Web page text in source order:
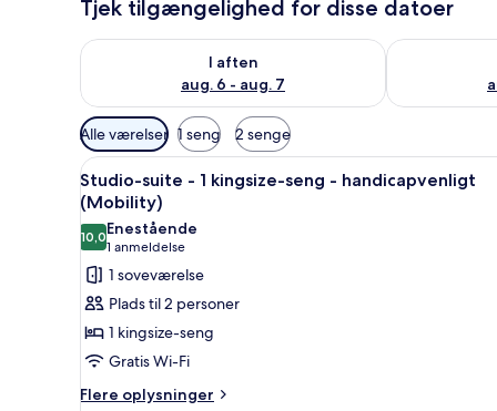
Tjek tilgængelighed for disse datoer
I aften
aug. 6 - aug. 7
Tjek tilgængelighed for i aften aug. 6 - aug. 7
Tjek
Tilgængelige
filtre
for
værelser
Alle værelser 1 seng 2 senge
Indlæs
alle
billeder
af
Studio-
suite
-
1
kingsize-
seng
En pænt redt seng med
6
Studio-suite - 1 kingsize-seng - handicapvenligt
(Mobility)
10,010,0 ud af 10
Enestående
1 anmeldelse
(1
anmeldelse)
1 soveværelse
Plads til 2 personer
1 kingsize-seng
Gratis Wi-Fi
Flere oplysninger
Flere